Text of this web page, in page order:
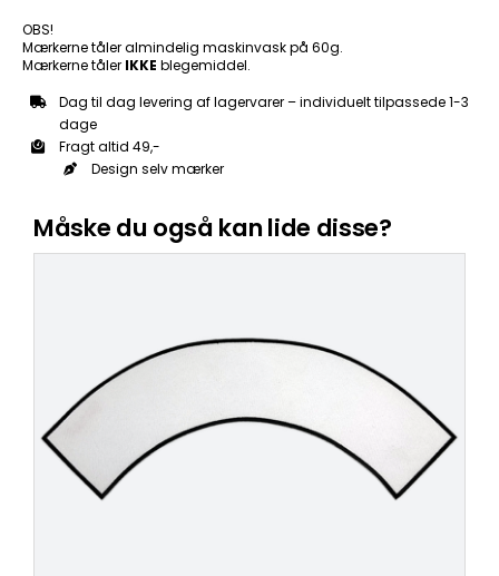
OBS!
Mærkerne tåler almindelig maskinvask på 60g.
Mærkerne tåler IKKE blegemiddel.
Dag til dag levering af lagervarer – individuelt tilpassede 1-3
dage
Fragt altid 49,-
Design selv mærker
Måske du også kan lide disse?